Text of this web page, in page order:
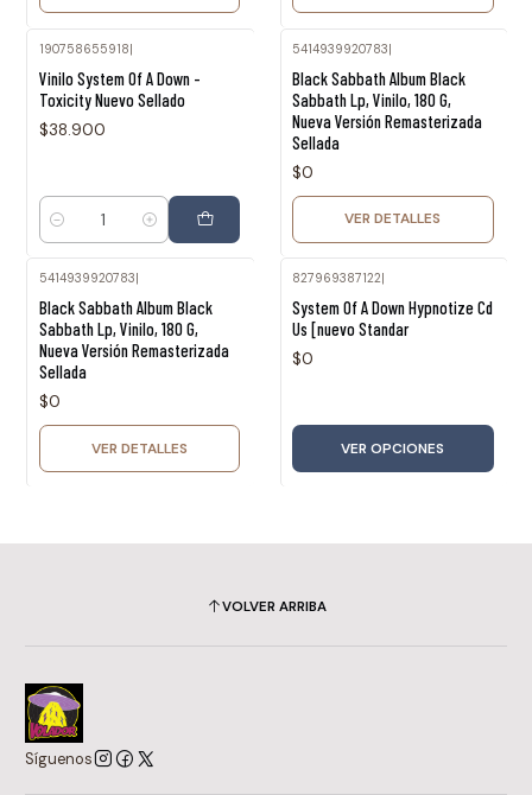
190758655918|
Vinilo System Of A Down -
Toxicity Nuevo Sellado
$38.900
Cantidad
5414939920783|
Black Sabbath Album Black
Sabbath Lp, Vinilo, 180 G,
Nueva Versión Remasterizada
Sellada
$0
VER DETALLES
5414939920783
Black Sabbath Album Black
Sabbath Lp, Vinilo, 180 G,
Nueva Versión Remasterizada
Sellada
$0
VER DETALLES
827969387122
System Of A Down Hypnotize Cd
Us [nuevo Standar
$0
VER OPCIONES
VOLVER ARRIBA
Síguenos